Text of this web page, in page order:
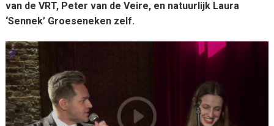
van de VRT, Peter van de Veire, en natuurlijk Laura
‘Sennek’ Groeseneken zelf.